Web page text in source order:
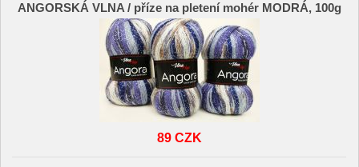
ANGORSKÁ VLNA / příze na pletení mohér MODRÁ, 100g
89 CZK